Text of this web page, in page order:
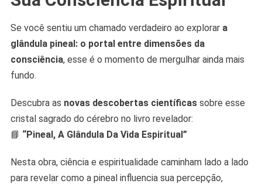
Se você sentiu um chamado verdadeiro ao explorar a
glândula pineal: o portal entre dimensões da
consciência, esse é o momento de mergulhar ainda mais
fundo.
Descubra as novas descobertas científicassobre esse
cristal sagrado do cérebro no livro revelador:
📘 “Pineal, A Glândula Da Vida Espiritual”
Nesta obra, ciência e espiritualidade caminham lado a lado
para revelar como a pineal influencia sua percepção,